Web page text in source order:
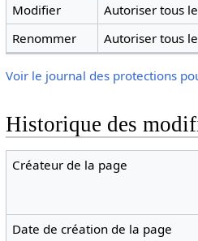
Modifier
Autoriser tous
Renommer
Autoriser tous
Voir le journal des protections
Historique des
Créateur de la page
Date de création de la page